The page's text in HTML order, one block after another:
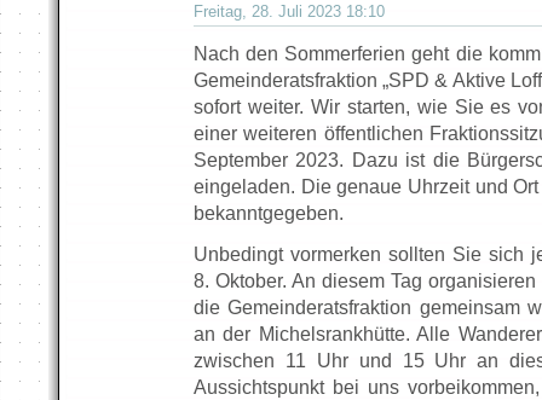
Freitag, 28. Juli 2023 18:10
Nach den Sommerferien geht die
Gemeinderatsfraktion „SPD & Aktive
sofort weiter. Wir starten, wie Sie es
einer weiteren öffentlichen
September 2023. Dazu ist die
eingeladen. Die genaue Uhrzeit und
bekanntgegeben.
Unbedingt vormerken sollten Sie sich
8. Oktober. An diesem Tag
die Gemeinderatsfraktion gemeinsam
an der Michelsrankhütte. Alle
zwischen 11 Uhr und 15 Uhr an
Aussichtspunkt bei uns